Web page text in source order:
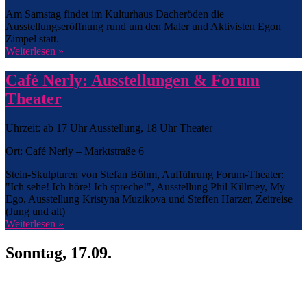
Am Samstag findet im Kulturhaus Dacheröden die
Ausstellungseröffnung rund um den Maler und Aktivisten Egon
Zimpel statt.
Weiterlesen »
Café Nerly: Ausstellungen & Forum
Theater
Uhrzeit: ab 17 Uhr Ausstellung, 18 Uhr Theater
Ort: Café Nerly – Marktstraße 6
Stein-Skulpturen von Stefan Böhm, Aufführung Forum-Theater:
"Ich sehe! Ich höre! Ich spreche!", Ausstellung Phil Killmey, My
Ego, Ausstellung Kristyna Muzikova und Steffen Harzer, Zeitreise
(Jung und alt)
Weiterlesen »
Sonntag, 17.09.